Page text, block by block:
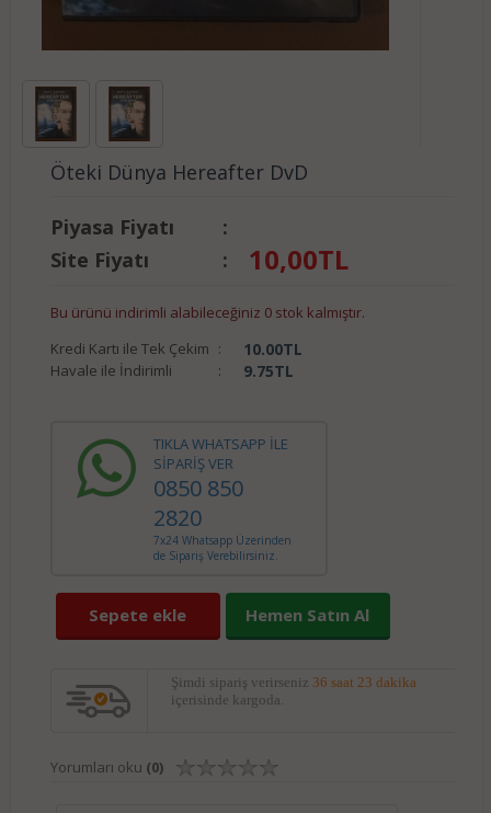
Öteki Dünya Hereafter DvD
Piyasa Fiyatı
:
Site Fiyatı
: 10,00TL
Bu ürünü indirimli alabileceğiniz 0 stok kalmıştır.
Kredi Kartı ile Tek Çekim : 10.00TL
Havale ile İndirimli : 9.75TL
TIKLA WHATSAPP İLE
SİPARİŞ VER
0850 850
2820
7x24 Whatsapp Üzerinden
de Sipariş Verebilirsiniz.
Sepete ekle Hemen Satın Al
Şimdi sipariş verirseniz 36 saat 23 dakika
içerisinde kargoda.
Yorumları oku (0)